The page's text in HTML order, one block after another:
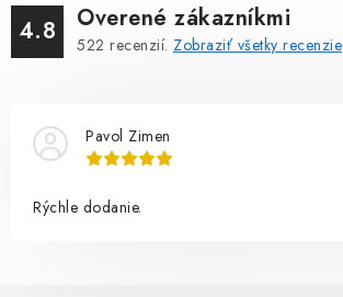
4.8 Overené zákazníkmi
522 recenzií. Zobraziť všetky recenzie
Pavol Zimen
Rýchle dodanie.